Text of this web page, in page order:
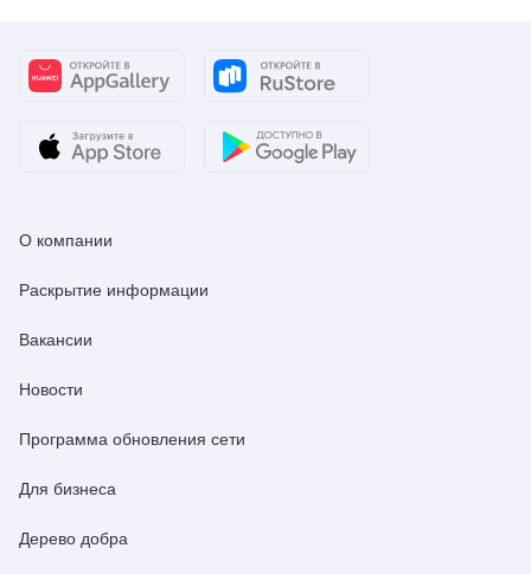
О компании
Раскрытие информации
Вакансии
Новости
Программа обновления сети
Для бизнеса
Дерево добра